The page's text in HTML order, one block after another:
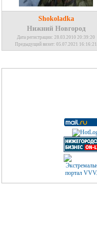
Shokoladka
Нижний Новгород
Дата регистрации: 28.03.2010 20:39:20
Предыдущий визит: 05.07.2021 16:16:21